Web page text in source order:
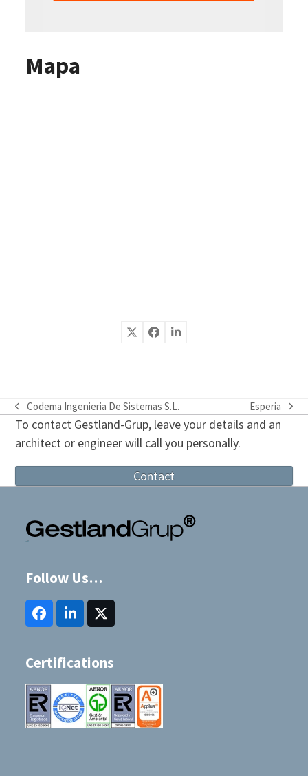
Mapa
previous
post:
Codema Ingenieria De Sistemas S.L.
next
post:
Esperia
To contact Gestland-Grup, leave your details and an
architect or engineer will call you personally.
Contact
Follow Us…
FacebookLinkedInTwitter
(deprecated)
Certifications